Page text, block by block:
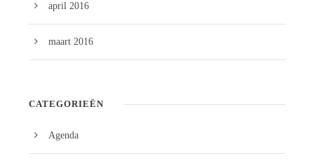
april 2016
maart 2016
CATEGORIEËN
Agenda